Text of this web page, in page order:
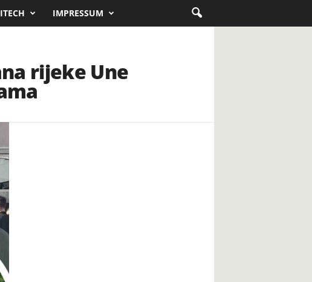
IMPRESSUM
rijeke Une